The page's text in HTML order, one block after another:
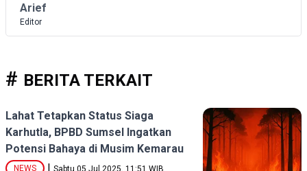
Arief
Editor
BERITA TERKAIT
Lahat Tetapkan Status Siaga
Karhutla, BPBD Sumsel Ingatkan
Potensi Bahaya di Musim Kemarau
NEWS | Sabtu 05 Jul 2025, 11:51 WIB